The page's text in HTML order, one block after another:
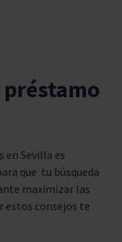
en Sevilla es
que tu búsqueda
maximizar las
estos consejos te